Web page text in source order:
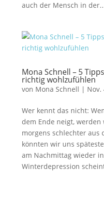
auch der Mensch in
Mona Schnell – 5
richtig wohlzufühlen
von Mona Schnell | Nov.
Wer kennt das nicht:
dem Ende neigt,
morgens schlechter aus
könnten wir uns
am Nachmittag wieder
Winterdepression